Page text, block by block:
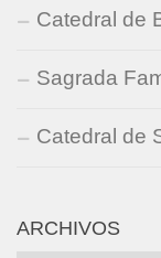
Catedral de
Sagrada
Catedral de
ARCHIVOS